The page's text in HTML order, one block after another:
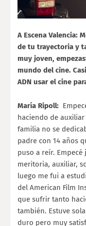
A Escena Valencia:
de tu trayectoria y
muy joven,
mundo del cine.
ADN usar el cine
María Ripoll:
haciendo de
familia no se
padre con 14 años
puso a reír.
meritoria, auxiliar,
luego me fui a
del American Film
que sufrir tanto
también. Estuve
duro pero muy